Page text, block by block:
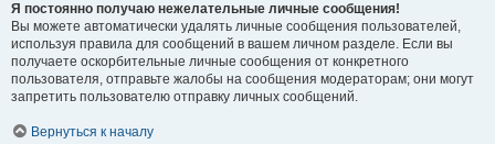
Я постоянно получаю нежелательные личные сообщения!
Вы можете автоматически удалять личные сообщения пользователей,
используя правила для сообщений в вашем личном разделе. Если вы
получаете оскорбительные личные сообщения от конкретного
пользователя, отправьте жалобы на сообщения модераторам; они могут
запретить пользователю отправку личных сообщений.
Вернуться к началу